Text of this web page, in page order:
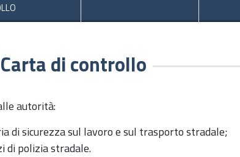
Carta di controllo
autorità:
di sicurezza sul lavoro e sul trasporto stradale;
di polizia stradale.